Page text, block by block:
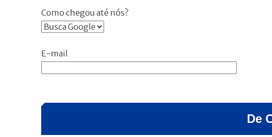
Como chegou até nós?
E-mail
De